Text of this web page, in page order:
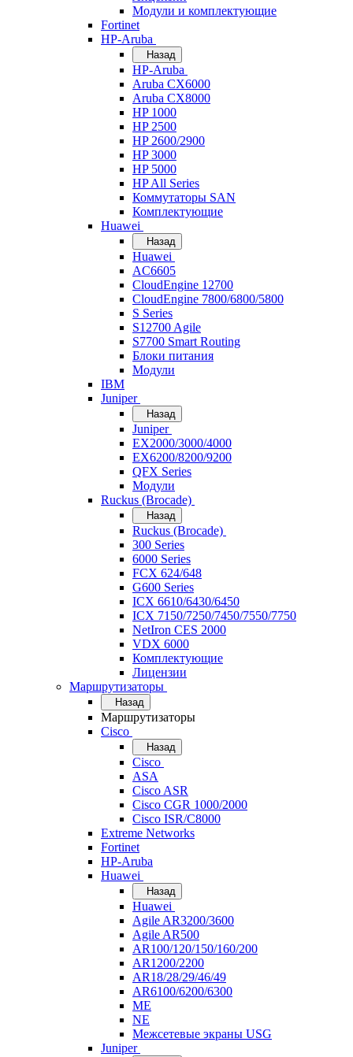
Модули и комплектующие
Fortinet
HP-Aruba
Назад
HP-Aruba
Aruba CX6000
Aruba CX8000
HP 1000
HP 2500
HP 2600/2900
HP 3000
HP 5000
HP All Series
Коммутаторы SAN
Комплектующие
Huawei
Назад
Huawei
AC6605
CloudEngine 12700
CloudEngine 7800/6800/5800
S Series
S12700 Agile
S7700 Smart Routing
Блоки питания
Модули
IBM
Juniper
Назад
Juniper
EX2000/3000/4000
EX6200/8200/9200
QFX Series
Модули
Ruckus (Brocade)
Назад
Ruckus (Brocade)
300 Series
6000 Series
FCX 624/648
G600 Series
ICX 6610/6430/6450
ICX 7150/7250/7450/7550/7750
NetIron CES 2000
VDX 6000
Комплектующие
Лицензии
Маршрутизаторы
Назад
Маршрутизаторы
Cisco
Назад
Cisco
ASA
Cisco ASR
Cisco CGR 1000/2000
Cisco ISR/С8000
Extreme Networks
Fortinet
HP-Aruba
Huawei
Назад
Huawei
Agile AR3200/3600
Agile AR500
AR100/120/150/160/200
AR1200/2200
AR18/28/29/46/49
AR6100/6200/6300
ME
NE
Межсетевые экраны USG
Juniper